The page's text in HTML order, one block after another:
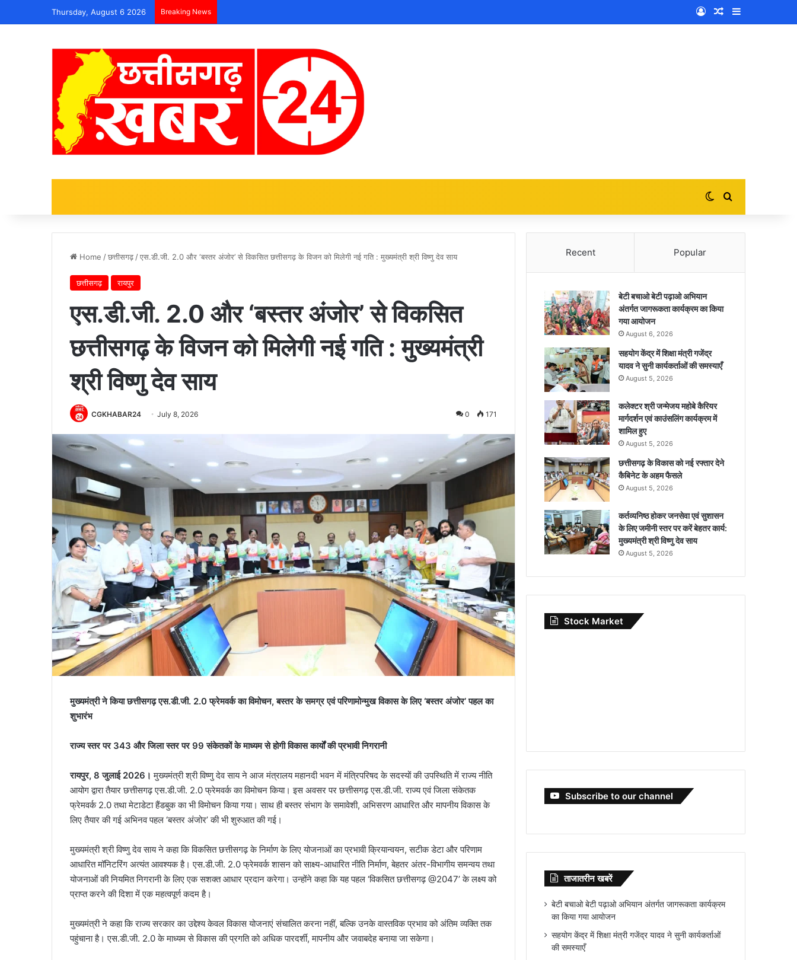
Thursday, August 6 2026 Breaking News Log InRandom Article
Switch skin
Home /छत्तीसगढ़ /एस.डी.जी. 2.0 और ‘बस्तर अंजोर’ से विकसित छत्तीसगढ़ के विजन को मिलेगी नई गति : मुख्यमंत्री श्री विष्णु देव साय
छत्तीसगढ़ रायपुर
एस.डी.जी. 2.0 और ‘बस्तर अंजोर’ से विकसित
छत्तीसगढ़ के विजन को मिलेगी नई गति : मुख्यमंत्री
श्री विष्णु देव साय
CGKHABAR24 July 8, 2026 0 171
मुख्यमंत्री ने किया छत्तीसगढ़ एस.डी.जी. 2.0 फ्रेमवर्क का विमोचन, बस्तर के समग्र एवं परिणामोन्मुख विकास के लिए ‘बस्तर अंजोर’ पहल का
शुभारंभ
राज्य स्तर पर 343 और जिला स्तर पर 99 संकेतकों के माध्यम से होगी विकास कार्यों की प्रभावी निगरानी
रायपुर, 8 जुलाई 2026।मुख्यमंत्री श्री विष्णु देव साय ने आज मंत्रालय महानदी भवन में मंत्रिपरिषद के सदस्यों की उपस्थिति में राज्य नीति
आयोग द्वारा तैयार छत्तीसगढ़ एस.डी.जी. 2.0 फ्रेमवर्क का विमोचन किया। इस अवसर पर छत्तीसगढ़ एस.डी.जी. राज्य एवं जिला संकेतक
फ्रेमवर्क 2.0 तथा मेटाडेटा हैंडबुक का भी विमोचन किया गया। साथ ही बस्तर संभाग के समावेशी, अभिसरण आधारित और मापनीय विकास के
लिए तैयार की गई अभिनव पहल ‘बस्तर अंजोर’ की भी शुरुआत की गई।
मुख्यमंत्री श्री विष्णु देव साय ने कहा कि विकसित छत्तीसगढ़ के निर्माण के लिए योजनाओं का प्रभावी क्रियान्वयन, सटीक डेटा और परिणाम
आधारित मॉनिटरिंग अत्यंत आवश्यक है। एस.डी.जी. 2.0 फ्रेमवर्क शासन को साक्ष्य-आधारित नीति निर्माण, बेहतर अंतर-विभागीय समन्वय तथा
योजनाओं की नियमित निगरानी के लिए एक सशक्त आधार प्रदान करेगा। उन्होंने कहा कि यह पहल ‘विकसित छत्तीसगढ़ @2047’ के लक्ष्य को
प्राप्त करने की दिशा में एक महत्वपूर्ण कदम है।
मुख्यमंत्री ने कहा कि राज्य सरकार का उद्देश्य केवल विकास योजनाएं संचालित करना नहीं, बल्कि उनके वास्तविक प्रभाव को अंतिम व्यक्ति तक
पहुंचाना है। एस.डी.जी. 2.0 के माध्यम से विकास की प्रगति को अधिक पारदर्शी, मापनीय और जवाबदेह बनाया जा सकेगा।
Recent Popular
बेटी बचाओ बेटी पढ़ाओ अभियान
अंतर्गत जागरूकता कार्यक्रम का किया
गया आयोजन
August 6, 2026
सहयोग केंद्र में शिक्षा मंत्री गजेंद्र
यादव ने सुनी कार्यकर्ताओं की समस्याएँ
August 5, 2026
कलेक्टर श्री जन्मेजय महोबे कैरियर
मार्गदर्शन एवं काउंसलिंग कार्यक्रम में
शामिल हुए
August 5, 2026
छत्तीसगढ़ के विकास को नई रफ्तार देने
कैबिनेट के अहम फैसले
August 5, 2026
कर्तव्यनिष्ठ होकर जनसेवा एवं सुशासन
के लिए जमीनी स्तर पर करें बेहतर कार्य:
मुख्यमंत्री श्री विष्णु देव साय
August 5, 2026
Stock Market
Subscribe to our channel
ताजातरीन खबरें
बेटी बचाओ बेटी पढ़ाओ अभियान अंतर्गत जागरूकता कार्यक्रम
का किया गया आयोजन
सहयोग केंद्र में शिक्षा मंत्री गजेंद्र यादव ने सुनी कार्यकर्ताओं
की समस्याएँ